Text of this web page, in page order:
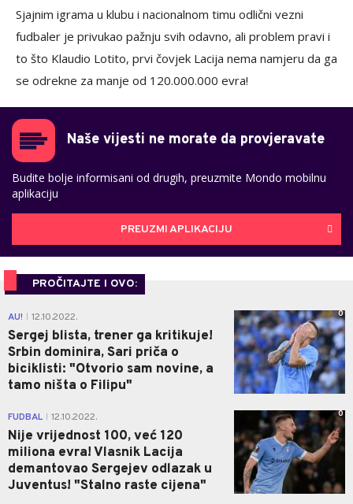
Sjajnim igrama u klubu i nacionalnom timu odlični vezni
fudbaler je privukao pažnju svih odavno, ali problem pravi i
to što Klaudio Lotito, prvi čovjek Lacija nema namjeru da ga
se odrekne za manje od 120.000.000 evra!
Naše vijesti ne morate da provjeravate
Budite bolje informisani od drugih, preuzmite Mondo mobilnu
aplikaciju
PREUZMI APLIKACIJU
PROČITAJTE I OVO:
AU! 12.10.2022.
Sergej blista, trener ga kritikuje!
Srbin dominira, Sari priča o
biciklisti: "Otvorio sam novine, a
tamo ništa o Filipu"
0
FUDBAL 12.10.2022.
Nije vrijednost 100, već 120
miliona evra! Vlasnik Lacija
demantovao Sergejev odlazak u
Juventus! "Stalno raste cijena"
0